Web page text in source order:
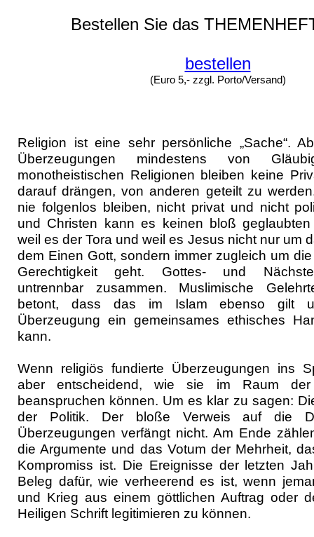
Bestellen Sie das
bestellen
(Euro 5,- zzgl. Porto/Versand)
Religion ist eine sehr persönliche „Sache“.
Überzeugungen mindestens von
monotheistischen Religionen bleiben keine
darauf drängen, von anderen geteilt zu
nie folgenlos bleiben, nicht privat und nicht
und Christen kann es keinen bloß
weil es der Tora und weil es Jesus nicht nur um
dem Einen Gott, sondern immer zugleich um
Gerechtigkeit geht. Gottes- und
untrennbar zusammen. Muslimische
betont, dass das im Islam ebenso gilt
Überzeugung ein gemeinsames ethisches
kann.
Wenn religiös fundierte Überzeugungen ins
aber entscheidend, wie sie im Raum der
beanspruchen können. Um es klar zu sagen:
der Politik. Der bloße Verweis auf die
Überzeugungen verfängt nicht. Am Ende
die Argumente und das Votum der Mehrheit,
Kompromiss ist. Die Ereignisse der letzten
Beleg dafür, wie verheerend es ist, wenn
und Krieg aus einem göttlichen Auftrag oder
Heiligen Schrift legitimieren zu können.